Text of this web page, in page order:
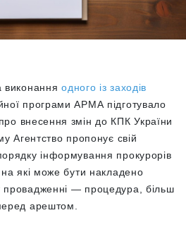
виконанняодного із заходів
програми АРМА підготувало
про внесення змін до КПК України
Агентство пропонує свій
інформування прокурорів
які може бути накладено
провадженні — процедура, більш
арештом.